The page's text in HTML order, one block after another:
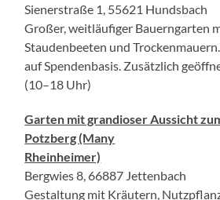
Sienerstraße 1, 55621 Hundsbach
Großer, weitläufiger Bauerngarten
Staudenbeeten und
auf Spendenbasis. Zusätzlich
(10–18 Uhr)
Garten mit grandioser Aussicht
Potzberg (Many
Rheinheimer)
Bergwies 8, 66887 Jettenbach
Gestaltung mit Kräutern,